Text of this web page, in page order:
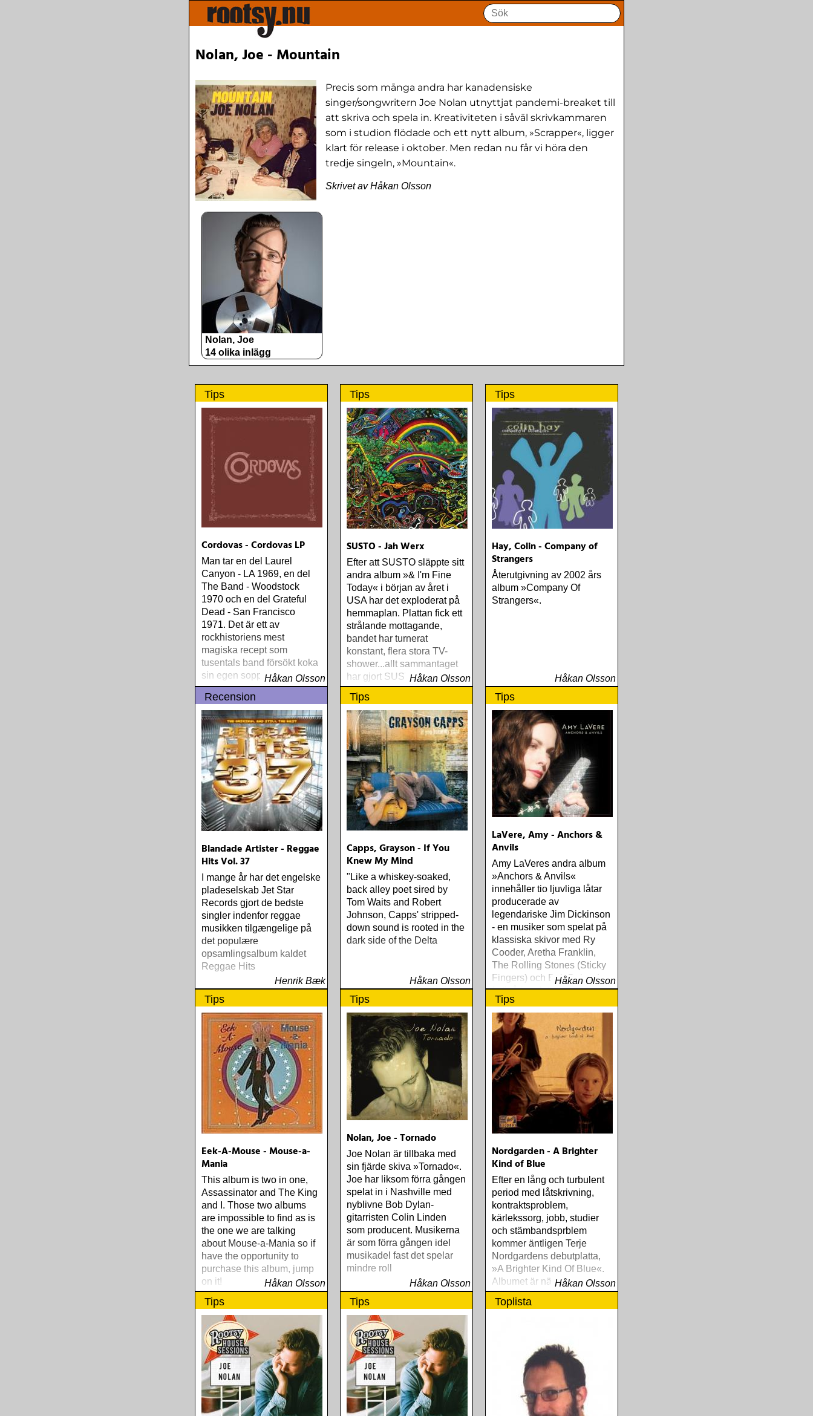
Nolan, Joe - Mountain
Precis som många andra har kanadensiske
singer/songwritern Joe Nolan utnyttjat pandemi-breaket till
att skriva och spela in. Kreativiteten i såväl skrivkammaren
som i studion flödade och ett nytt album, »Scrapper«, ligger
klart för release i oktober. Men redan nu får vi höra den
tredje singeln, »Mountain«.
Skrivet av Håkan Olsson
Nolan, Joe
14 olika inlägg
Tips
Cordovas - Cordovas LP
Man tar en del Laurel
Canyon - LA 1969, en del
The Band - Woodstock
1970 och en del Grateful
Dead - San Francisco
1971. Det är ett av
rockhistoriens mest
magiska recept som
tusentals band försökt koka
sin egen soppa avHåkan Olsson
Tips
SUSTO - Jah Werx
Efter att SUSTO släppte sitt
andra album »& I'm Fine
Today« i början av året i
USA har det exploderat på
hemmaplan. Plattan fick ett
strålande mottagande,
bandet har turnerat
konstant, flera stora TV-
shower...allt sammantaget
har gjort SUSTO till ett hett
namn
Håkan Olsson
Tips
Hay, Colin - Company of
Strangers
Återutgivning av 2002 års
album »Company Of
Strangers«.
Håkan Olsson
Recension
Blandade Artister - Reggae
Hits Vol. 37
I mange år har det engelske
pladeselskab Jet Star
Records gjort de bedste
singler indenfor reggae
musikken tilgængelige på
det populære
opsamlingsalbum kaldet
Reggae Hits
Henrik Bæk
Tips
Capps, Grayson - If You
Knew My Mind
"Like a whiskey-soaked,
back alley poet sired by
Tom Waits and Robert
Johnson, Capps' stripped-
down sound is rooted in the
dark side of the Delta
Håkan Olsson
Tips
LaVere, Amy - Anchors &
Anvils
Amy LaVeres andra album
»Anchors & Anvils«
innehåller tio ljuvliga låtar
producerade av
legendariske Jim Dickinson
- en musiker som spelat på
klassiska skivor med Ry
Cooder, Aretha Franklin,
The Rolling Stones (Sticky
Fingers) och Bob Dylan (en
fyrtioårig relation som
sträcker sig från »Blonde on
Blonde« till »Time Out Of
Mind«) och som producerat
viktiga plattor som Big Stars
»Third/Sister Lovers«, The
Replacements' »Pleased
To Meet Me« and sonens
band The North Mississippi
Allstars
Håkan Olsson
Tips
Eek-A-Mouse - Mouse-a-
Mania
This album is two in one,
Assassinator and The King
and I. Those two albums
are impossible to find as is
the one we are talking
about Mouse-a-Mania so if
have the opportunity to
purchase this album, jump
on it!
Håkan Olsson
Tips
Nolan, Joe - Tornado
Joe Nolan är tillbaka med
sin fjärde skiva »Tornado«.
Joe har liksom förra gången
spelat in i Nashville med
nyblivne Bob Dylan-
gitarristen Colin Linden
som producent. Musikerna
är som förra gången idel
musikadel fast det spelar
mindre roll
Håkan Olsson
Tips
Nordgarden - A Brighter
Kind of Blue
Efter en lång och turbulent
period med låtskrivning,
kontraktsproblem,
kärlekssorg, jobb, studier
och stämbandsprblem
kommer äntligen Terje
Nordgardens debutplatta,
»A Brighter Kind Of Blue«.
Albumet är nära, enkelt och
ärligt och handlar om
upplevelser och historier
Håkan Olsson
Tips Tips Toplista